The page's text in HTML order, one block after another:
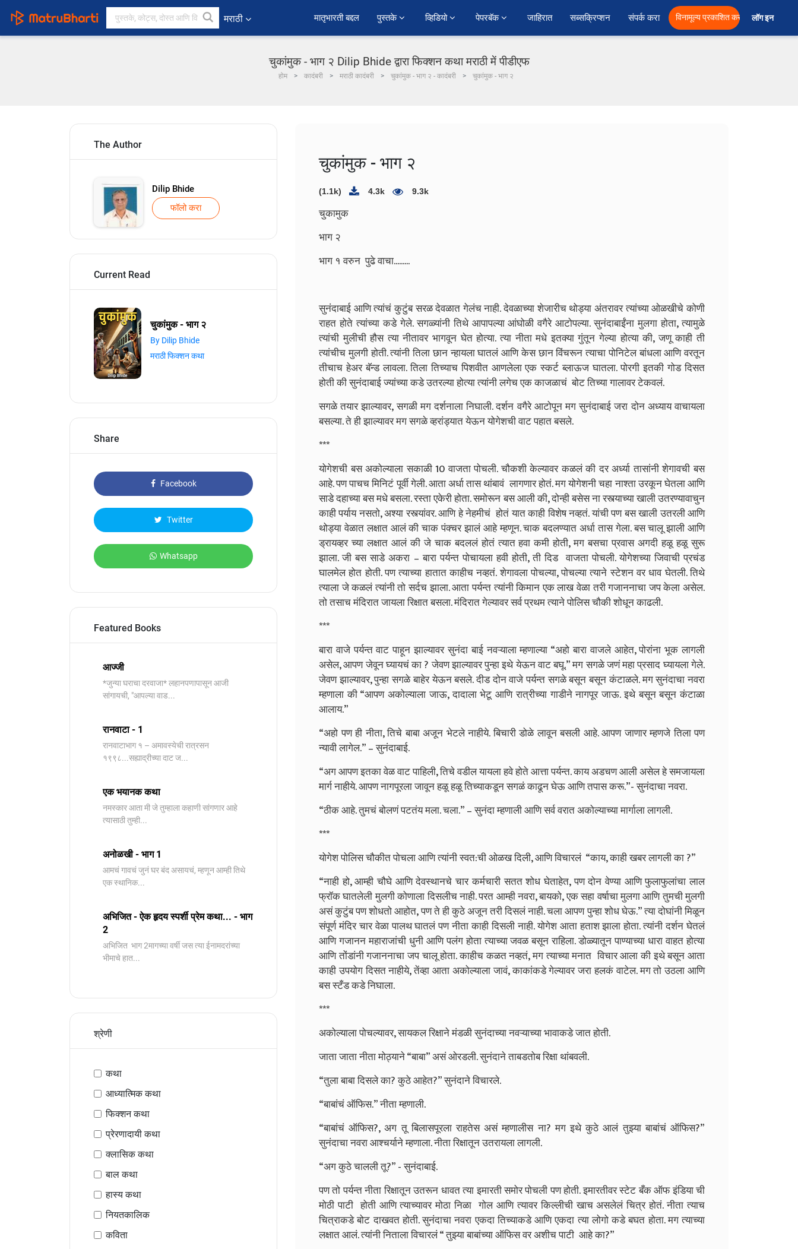
मराठी ﻿मातृभारती बद्दल पुस्तके व्हिडियो पेपरबॅक जाहिरात सब्सक्रिप्शन संपर्क करा विनामूल्य प्रकाशित करा लॉग इन
चुकांमुक - भाग २ Dilip Bhide द्वारा फिक्शन कथा मराठी में पीडीएफ
होम कादंबरी मराठी कादंबरी चुकांमुक - भाग २ - कादंबरी चुकांमुक - भाग २
The Author
Dilip Bhide
फॉलो करा
Current Read
चुकांमुक - भाग २
By Dilip Bhide
मराठी फिक्शन कथा
Share
Facebook
Twitter
Whatsapp
Featured Books
आज्जी
*जुन्या घराचा दरवाजा* लहानपणापासून आजी
सांगायची, "आपल्या वाड...
रानवाटा - 1
रानवाटाभाग १ – अमावस्येची रात्रसन
१९९८...सह्याद्रीच्या दाट ज...
एक भयानक कथा
नमस्कार आता मी जे तुम्हाला कहाणी सांगणार आहे
त्यासाठी तुम्ही...
अनोळखी - भाग 1
आमचं गावचं जुनं घर बंद असायचं, म्हणून आम्ही तिथे
एक स्थानिक...
अभिजित - ऐक हृदय स्पर्शी प्रेम कथा... - भाग
2
️अभिजित ️ भाग 2मागच्या वर्षी जस त्या ईनामदरांच्या
भीमाचे हात...
श्रेणी
कथा
आध्यात्मिक कथा
फिक्शन कथा
प्रेरणादायी कथा
क्लासिक कथा
बाल कथा
हास्य कथा
नियतकालिक
कविता
चुकांमुक - भाग २
(1.1k) 4.3k 9.3k
चुकामुक
भाग २
भाग १ वरुन पुढे वाचा.........
सुनंदाबाई आणि त्यांचं कुटुंब सरळ देवळात गेलंच नाही. देवळाच्या शेजारीच थोड्या अंतरावर त्यांच्या ओळखीचे कोणी
राहत होते त्यांच्या कडे गेले. सगळ्यांनी तिथे आपापल्या आंघोळी वगैरे आटोपल्या. सुनंदाबाईंना मुलगा होता, त्यामुळे
त्यांची मुलीची हौस त्या नीतावर भागवून घेत होत्या. त्या नीता मधे इतक्या गुंतून गेल्या होत्या की, जणू काही ती
त्यांचीच मुलगी होती. त्यांनी तिला छान न्हायला घातलं आणि केस छान विंचरून त्याचा पोनिटेल बांधला आणि वरतून
तीचाच हेअर बॅन्ड लावला. तिला तिच्याच पिशवीत आणलेला एक स्कर्ट ब्लाऊज घातला. पोरगी इतकी गोड दिसत
होती की सुनंदाबाई ज्यांच्या कडे उतरल्या होत्या त्यांनी लगेच एक काजळाचं बोट तिच्या गालावर टेकवलं.
सगळे तयार झाल्यावर, सगळी मग दर्शनाला निघाली. दर्शन वगैरे आटोपून मग सुनंदाबाई जरा दोन अध्याय वाचायला
बसल्या. ते ही झाल्यावर मग सगळे व्हरांड्यात येऊन योगेशची वाट पहात बसले.
***
योगेशची बस अकोल्याला सकाळी 10 वाजता पोचली. चौकशी केल्यावर कळलं की दर अर्ध्या तासांनी शेगावची बस
आहे. पण पाचच मिनिटं पूर्वी गेली. आता अर्धा तास थांबावं लागणार होतं. मग योगेशनी चहा नाश्ता उरकून घेतला आणि
साडे दहाच्या बस मधे बसला. रस्ता एकेरी होता. समोरून बस आली की, दोन्ही बसेस ना रस्त्याच्या खाली उतरण्यावाचुन
काही पर्याय नसतो, अश्या रस्त्यांवर. आणि हे नेहमीचं होतं यात काही विशेष नव्हतं. यांची पण बस खाली उतरली आणि
थोड्या वेळात लक्षात आलं की चाक पंक्चर झालं आहे म्हणून. चाक बदलण्यात अर्धा तास गेला. बस चालू झाली आणि
ड्रायव्हर च्या लक्षात आलं की जे चाक बदललं होतं त्यात हवा कमी होती, मग बसचा प्रवास अगदी हळू हळू सुरू
झाला. जी बस साडे अकरा – बारा पर्यन्त पोचायला हवी होती, ती दिड वाजता पोचली. योगेशच्या जिवाची प्रचंड
घालमेल होत होती. पण त्याच्या हातात काहीच नव्हतं. शेगावला पोचल्या, पोचल्या त्याने स्टेशन वर धाव घेतली. तिथे
त्याला जे कळलं त्यांनी तो सर्दच झाला. आता पर्यन्त त्यांनी किमान एक लाख वेळा तरी गजाननाचा जप केला असेल.
तो तसाच मंदिरात जायला रिक्षात बसला. मंदिरात गेल्यावर सर्व प्रथम त्याने पोलिस चौकी शोधून काढली.
***
बारा वाजे पर्यन्त वाट पाहून झाल्यावर सुनंदा बाई नवऱ्याला म्हणाल्या “अहो बारा वाजले आहेत, पोरांना भूक लागली
असेल, आपण जेवून घ्यायचं का ? जेवण झाल्यावर पुन्हा इथे येऊन वाट बघू.” मग सगळे जणं महा प्रसाद घ्यायला गेले.
जेवण झाल्यावर, पुन्हा सगळे बाहेर येऊन बसले. दीड दोन वाजे पर्यन्त सगळे बसून बसून कंटाळले. मग सुनंदाचा नवरा
म्हणाला की “आपण अकोल्याला जाऊ, दादाला भेटू आणि रात्रीच्या गाडीने नागपूर जाऊ. इथे बसून बसून कंटाळा
आलाय.”
“अहो पण ही नीता, तिचे बाबा अजून भेटले नाहीये. बिचारी डोळे लावून बसली आहे. आपण जाणार म्हणजे तिला पण
न्यावी लागेल.” – सुनंदाबाई.
“अग आपण इतका वेळ वाट पाहिली, तिचे वडील यायला हवे होते आत्ता पर्यन्त. काय अडचण आली असेल हे समजायला
मार्ग नाहीये. आपण नागपूरला जावून हळू हळू तिच्याकडून सगळं काढून घेऊ आणि तपास करू.”- सुनंदाचा नवरा.
“ठीक आहे. तुमचं बोलणं पटतंय मला. चला.” – सुनंदा म्हणाली आणि सर्व वरात अकोल्याच्या मार्गाला लागली.
***
योगेश पोलिस चौकीत पोचला आणि त्यांनी स्वत:ची ओळख दिली, आणि विचारलं “काय, काही खबर लागली का ?”
“नाही हो, आम्ही चौघे आणि देवस्थानचे चार कर्मचारी सतत शोध घेताहेत, पण दोन वेण्या आणि फुलाफुलांचा लाल
फ्रॉक घातलेली मुलगी कोणाला दिसलीच नाही. परत आम्ही नवरा, बायको, एक सहा वर्षाचा मुलगा आणि तुमची मुलगी
असं कुटुंब पण शोधतो आहोत, पण ते ही कुठे अजून तरी दिसलं नाही. चला आपण पुन्हा शोध घेऊ.” त्या दोघांनी मिळून
संपूर्ण मंदिर चार वेळा पालथ घातलं पण नीता काही दिसली नाही. योगेश आता हताश झाला होता. त्यांनी दर्शन घेतलं
आणि गजानन महाराजांची धुनी आणि पलंग होता त्याच्या जवळ बसून राहिला. डोळ्यातून पाण्याच्या धारा वाहत होत्या
आणि तोंडांनी गजाननाचा जप चालू होता. काहीच कळत नव्हतं, मग त्याच्या मनात विचार आला की इथे बसून आता
काही उपयोग दिसत नाहीये, तेंव्हा आता अकोल्याला जावं, काकांकडे गेल्यावर जरा हलकं वाटेल. मग तो उठला आणि
बस स्टँड कडे निघाला.
***
अकोल्याला पोचल्यावर, सायकल रिक्षाने मंडळी सुनंदाच्या नवऱ्याच्या भावाकडे जात होती.
जाता जाता नीता मोठ्याने “बाबा” असं ओरडली. सुनंदाने ताबडतोब रिक्षा थांबवली.
“तुला बाबा दिसले का? कुठे आहेत?” सुनंदाने विचारले.
“बाबांचं ऑफिस.” नीता म्हणाली.
“बाबांचं ऑफिस?, अग तू बिलासपूरला राहतेस असं म्हणालीस ना? मग इथे कुठे आलं तुझ्या बाबांचं ऑफिस?”
सुनंदाचा नवरा आश्चर्याने म्हणाला. नीता रिक्षातून उतरायला लागली.
“अग कुठे चालली तू?” - सुनंदाबाई.
पण तो पर्यन्त नीता रिक्षातून उतरून धावत त्या इमारती समोर पोचली पण होती. इमारतीवर स्टेट बँक ऑफ इंडिया ची
मोठी पाटी होती आणि त्याच्यावर मोठा निळा गोल आणि त्यावर किल्लीची खाच असलेलं चित्र होतं. नीता त्याच
चित्राकडे बोट दाखवत होती. सुनंदाचा नवरा एकदा तिच्याकडे आणि एकदा त्या लोगो कडे बघत होता. मग त्याच्या
लक्षात आलं. त्यांनी निताला विचारलं “ तुझ्या बाबांच्या ऑफिस वर अशीच पाटी आहे का?”